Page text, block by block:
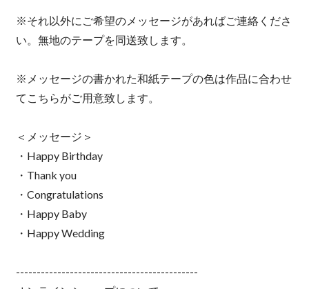
※それ以外にご希望のメッセージがあればご連絡くださ
い。無地のテープを同送致します。
※メッセージの書かれた和紙テープの色は作品に合わせ
てこちらがご用意致します。
＜メッセージ＞
・Happy Birthday
・Thank you
・Congratulations
・Happy Baby
・Happy Wedding
--------------------------------------------